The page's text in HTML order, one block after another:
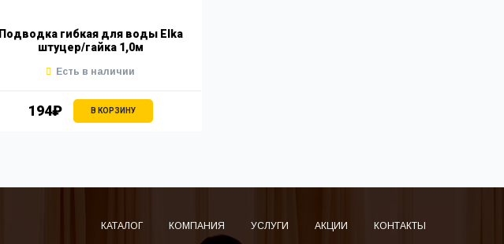
Подводка гибкая для воды Elka
штуцер/гайка 1,0м
194₽ В КОРЗИНУ
Есть в наличии
КАТАЛОГ КОМПАНИЯ УСЛУГИ АКЦИИ КОНТАКТЫ